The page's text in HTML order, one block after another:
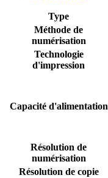
Type
Méthode de
numérisation
Technologie
d'impression
Capacité d'alimentation
Résolution de
numérisation
Résolution de copie